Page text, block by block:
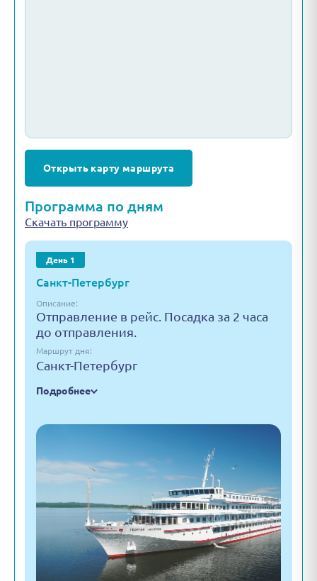
Открыть карту маршрута
Программа по дням
Скачать программу
День 1
Санкт-Петербург
Описание:
Отправление в рейс. Посадка за 2 часа
до отправления.
Маршрут дня:
Санкт-Петербург
Подробнее